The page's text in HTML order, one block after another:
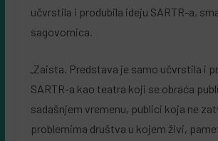
učvrstila i produbila ideju SARTR-a,
sagovornica.
„Zaista. Predstava je samo učvrstila i
SARTR-a kao teatra koji se obraća
sadašnjem vremenu, publici koja ne
problemima društva u kojem živi,